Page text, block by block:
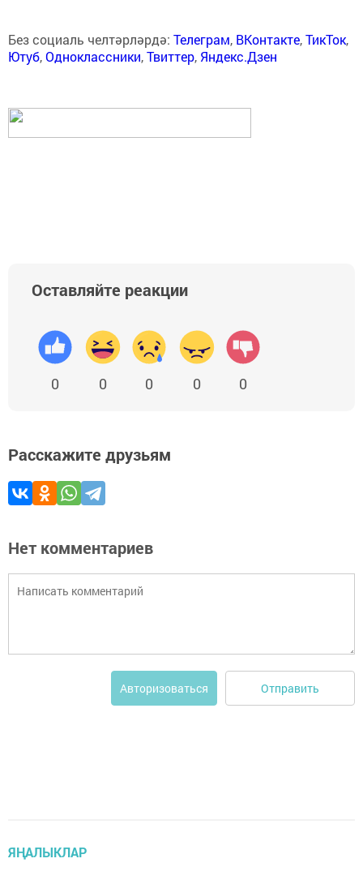
Без социаль челтәрләрдә: Телеграм, ВКонтакте,ТикТок,
Ютуб,Одноклассники,Твиттер, Яндекс.Дзен
Оставляйте реакции
0 0 0 0 0
Расскажите друзьям
Нет комментариев
Авторизоваться Отправить
ЯҢАЛЫКЛАР